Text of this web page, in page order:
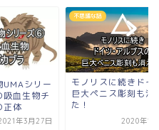
UMAシリー
血生物チ
正体
年3月27日
不思議な話
モノリスに続きドイ
巨大ペニス彫刻も消
た！
2020年12